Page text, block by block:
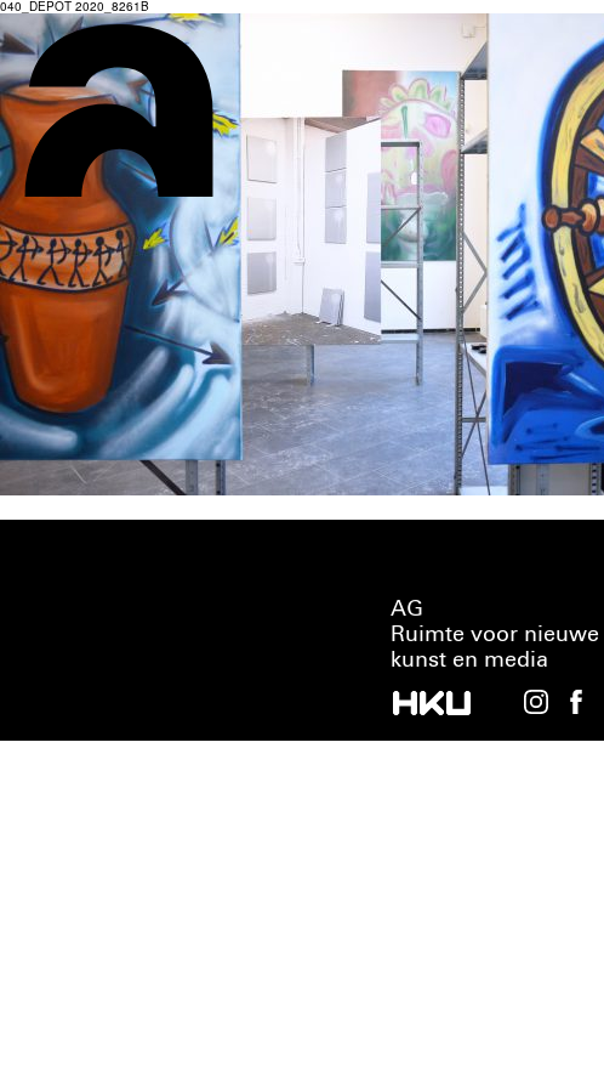
040_DEPOT 2020_8261B
AG
Ruimte voor nieuwe
kunst en media